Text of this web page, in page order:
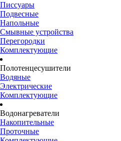
Писсуары
Подвесные
Напольные
Смывные устройства
Перегородки
Комплектующие
Полотенцесушители
Водяные
Электрические
Комплектующие
Водонагреватели
Накопительные
Проточные